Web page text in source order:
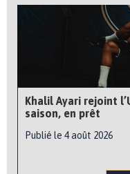
Khalil Ayari rejoint
saison, en prêt
Publié le 4 août 2026